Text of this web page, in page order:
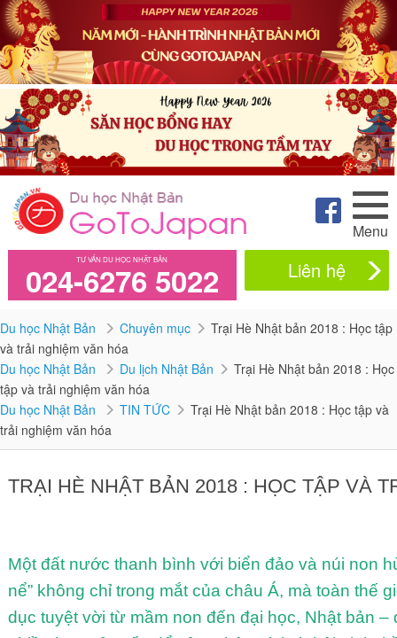
Menu
TƯ VẤN DU HỌC NHẬT BẢN
024-6276 5022 Liên hệ
Du học Nhật Bản Chuyên mục
Trại Hè Nhật bản 2018 : Học tập
và trải nghiệm văn hóa
Du học Nhật Bản
Du lịch Nhật Bản
Trại Hè Nhật bản 2018 : Học
tập và trải nghiệm văn hóa
Du học Nhật Bản
TIN TỨC
Trại Hè Nhật bản 2018 : Học tập và
trải nghiệm văn hóa
TRẠI HÈ NHẬT BẢN 2018 : HỌC TẬP VÀ
Một đất nước thanh bình với biển đảo và núi non
nể” không chỉ trong mắt của châu Á, mà toàn thế
dục tuyệt vời từ mầm non đến đại học, Nhật bản